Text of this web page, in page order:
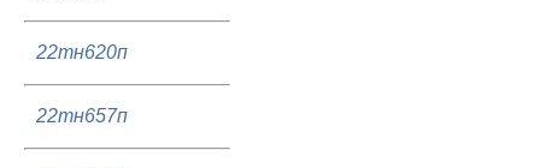
22тн620п
22тн657п